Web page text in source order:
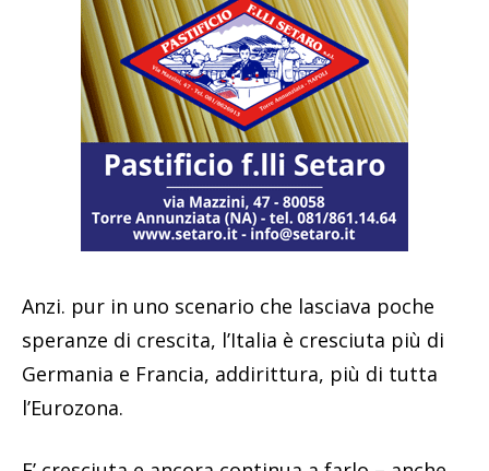
Anzi. pur in uno scenario che lasciava poche
speranze di crescita, l’Italia è cresciuta più di
Germania e Francia, addirittura, più di tutta
l’Eurozona.